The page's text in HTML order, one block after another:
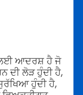
ਲਈ ਆਦਰਸ਼ ਹੈ ਜੋ
ਦੀ ਲੋੜ ਹੁੰਦੀ ਹੈ,
ਹੁੰਦੀ ਹੈ,